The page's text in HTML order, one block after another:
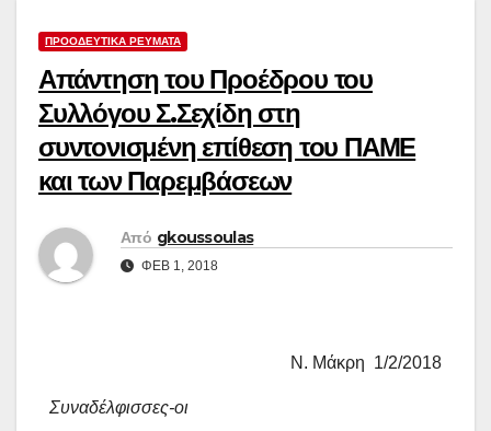
ΠΡΟΟΔΕΥΤΙΚΆ ΡΕΎΜΑΤΑ
Απάντηση του Προέδρου του
Συλλόγου Σ.Σεχίδη στη
συντονισμένη επίθεση του ΠΑΜΕ
και των Παρεμβάσεων
Από gkoussoulas
ΦΕΒ 1, 2018
Ν. Μάκρη 1/2/2018
Συναδέλφισσες-οι